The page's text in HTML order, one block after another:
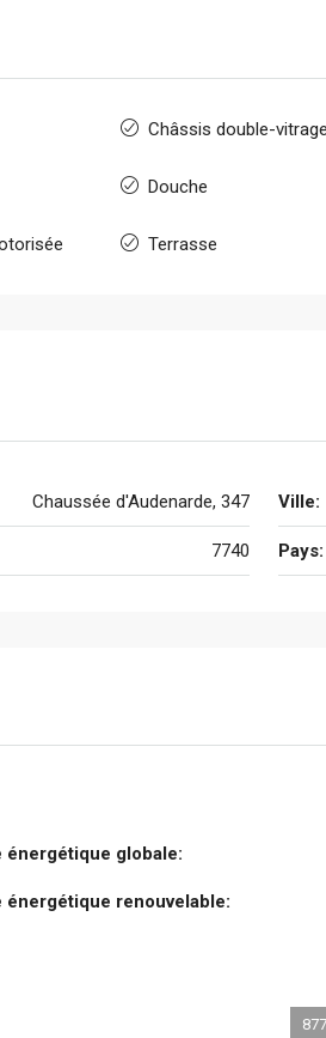
Châssis double-vitrage
Douche
Terrasse
Chaussée d'Audenarde, 347 Ville:
7740 Pays:
globale:
renouvelable: